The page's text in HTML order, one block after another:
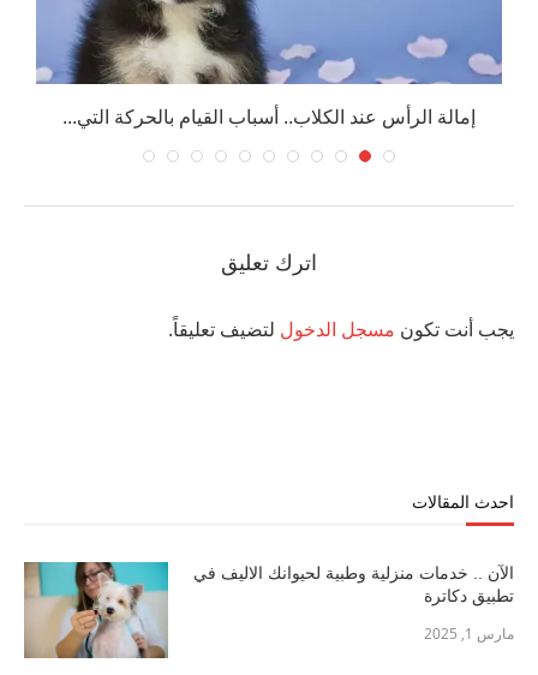
إمالة الرأس عند الكلاب.. أسباب القيام بالحركة التي...
اترك تعليق
يجب أنت تكون مسجل الدخول لتضيف تعليقاً.
احدث المقالات
الآن .. خدمات منزلية وطبية لحيوانك الاليف في
تطبيق دكاترة
مارس 1, 2025